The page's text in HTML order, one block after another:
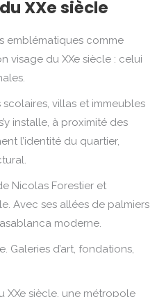
XXe siècle
emblématiques comme
visage du XXe siècle : celui
villas et immeubles
installe, à proximité des
l’identité du quartier,
Nicolas Forestier et
Avec ses allées de palmiers
moderne.
Galeries d’art, fondations,
XXe siècle, une métropole